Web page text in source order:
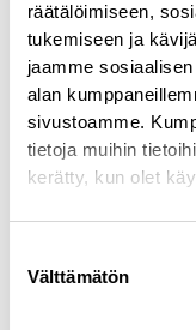
räätälöimiseen,
tukemiseen ja
jaamme
alan
sivustoamme.
tietoja muihin
kerätty, kun olet
valinta
Välttämätön